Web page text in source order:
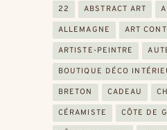
22 ABSTRACT ART
ALLEMAGNE ART
ARTISTE-PEINTRE
BOUTIQUE DÉCO
BRETON CADEAU
CÉRAMISTE CÔTE DE